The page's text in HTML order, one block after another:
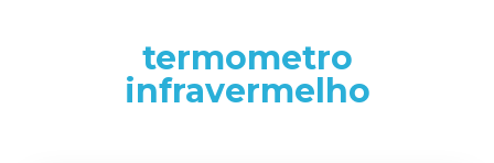
termometro
infravermelho